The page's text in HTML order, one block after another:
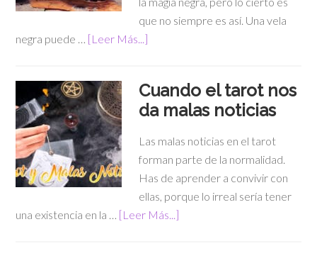
que no siempre es así. Una vela
negra puede … [Leer Más...]
Cuando el tarot nos
da malas noticias
Las malas noticias en el tarot
forman parte de la normalidad.
Has de aprender a convivir con
ellas, porque lo irreal sería tener
una existencia en la … [Leer Más...]